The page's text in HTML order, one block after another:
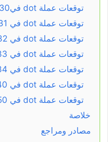
توقعات عملة dot في2030
توقعات عملة dot في 2031
توقعات عملة dot في 2032
توقعات عملة dot في 2033
توقعات عملة dot في 2034
توقعات عملة dot في 2040
توقعات عملة dot في 2050
خلاصة
مصادر ومراجع